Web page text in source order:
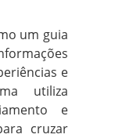
um guia
e
utiliza
e
cruzar